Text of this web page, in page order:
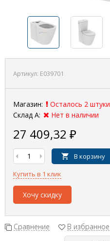
Артикул: E039701
Магазин:
Осталось 2 штуки
Склад А:
Нет в наличии
27 409,32 ₽
В корзину
Купить в 1 клик
Хочу скидку
Сравнение В избранное